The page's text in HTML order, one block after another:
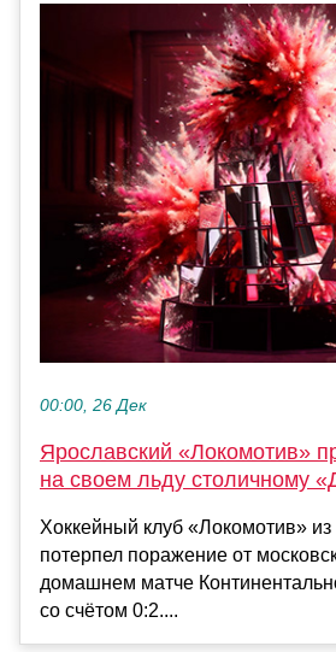
00:00, 26 Дек
Ярославский «Локомотив»
на своем льду столичному
Хоккейный клуб «Локомотив»
потерпел поражение от
домашнем матче
со счётом 0:2....